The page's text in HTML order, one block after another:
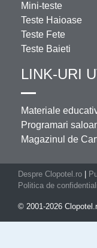
Mini-teste
Teste Haioase
Teste Fete
Teste Baieti
LINK-URI
Materiale
Programari
Magazinul de
Despre Clopotel.ro
Politica de
© 2001-2026